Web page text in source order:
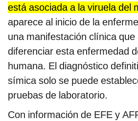
está asociada a la viruela del
aparece al inicio de la
una manifestación clínica que
diferenciar esta enfermedad
humana. El diagnóstico
símica solo se puede
pruebas de laboratorio.
Con información de EFE y